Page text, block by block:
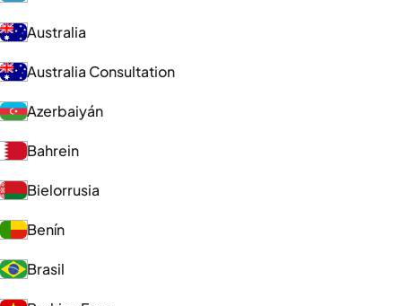
Australia
Australia Consultation
Azerbaiyán
Bahrein
Bielorrusia
Benín
Brasil